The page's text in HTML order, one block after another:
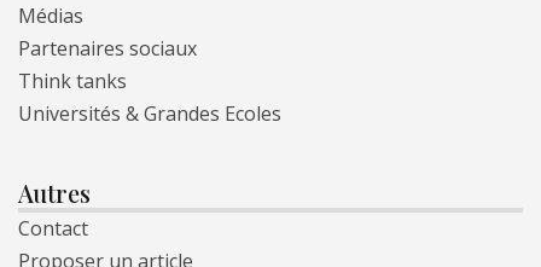
Médias
Partenaires sociaux
Think tanks
Universités & Grandes Ecoles
Autres
Contact
Proposer un article